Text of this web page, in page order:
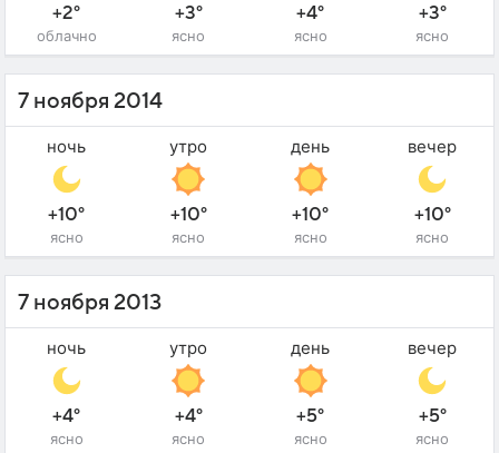
+2°
облачно
+3°
ясно
+4°
ясно
+3°
ясно
7 ноября 2014
ночь
+10°
ясно
утро
+10°
ясно
день
+10°
ясно
вечер
+10°
ясно
7 ноября 2013
ночь
+4°
ясно
утро
+4°
ясно
день
+5°
ясно
вечер
+5°
ясно